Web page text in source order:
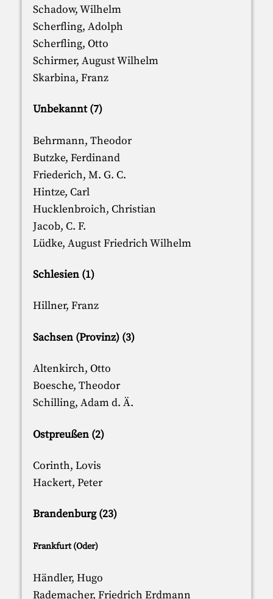
Schadow, Wilhelm
Scherfling, Adolph
Scherfling, Otto
Schirmer, August Wilhelm
Skarbina, Franz
Unbekannt (7)
Behrmann, Theodor
Butzke, Ferdinand
Friederich, M. G. C.
Hintze, Carl
Hucklenbroich, Christian
Jacob, C. F.
Lüdke, August Friedrich Wilhelm
Schlesien (1)
Hillner, Franz
Sachsen (Provinz) (3)
Altenkirch, Otto
Boesche, Theodor
Schilling, Adam d. Ä.
Ostpreußen (2)
Corinth, Lovis
Hackert, Peter
Brandenburg (23)
Frankfurt (Oder)
Händler, Hugo
Rademacher, Friedrich Erdmann